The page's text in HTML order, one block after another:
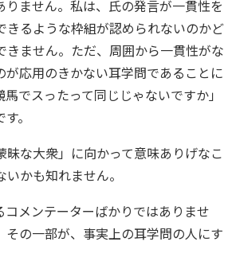
ません。私は、氏の発言が一貫性を
るような枠組が認められないのかど
ません。ただ、周囲から一貫性がな
応用のきかない耳学問であることに
でスったって同じじゃないですか」
。
な大衆」に向かって意味ありげなこ
かも知れません。
メンテーターばかりではありませ
の一部が、事実上の耳学問の人にす